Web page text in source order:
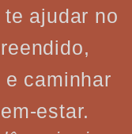
ajudar no
caminhar
estar.